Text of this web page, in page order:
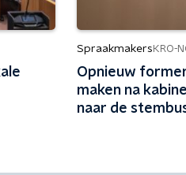
Spraakmakers KRO-
Opnieuw
maken na
naar de